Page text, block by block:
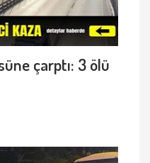
çarptı: 3 ölü